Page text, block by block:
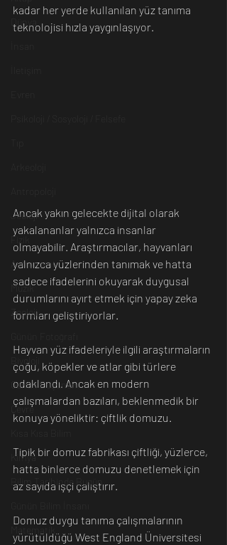
Dünya
Jeoloji
Fizik
Astronomi
Müzik
Zooloji
Biyoloji
Günün Düşüneni
Çevre
Kimya
Bilim Tarihinde Bugün
kadar her yerde kullanılan yüz tanıma
teknolojisi hızla yaygınlaşıyor.
Ancak yakın gelecekte dijital olarak
yakalananlar yalnızca insanlar
olmayabilir. Araştırmacılar, hayvanları
yalnızca yüzlerinden tanımak ve hatta
sadece ifadelerini okuyarak duygusal
durumlarını ayırt etmek için yapay zeka
formları geliştiriyorlar.
Hayvan yüz ifadeleriyle ilgili araştırmaların
çoğu, köpekler ve atlar gibi türlere
odaklandı. Ancak en modern
çalışmalardan bazıları, beklenmedik bir
konuya yöneliktir: çiftlik domuzu.
Tipik bir domuz fabrikası çiftliği, yüzlerce,
hatta binlerce domuzu denetlemek için
az sayıda işçi çalıştırır.
Domuz duygu tanıma çalışmalarının
yürütüldüğü West England Üniversitesi